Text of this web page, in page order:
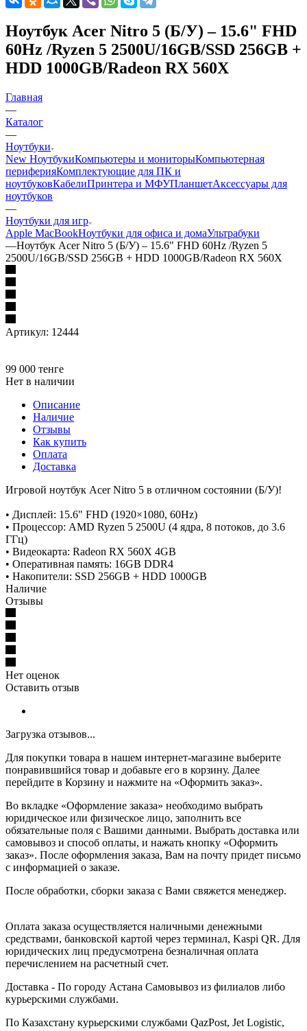
Ноутбук Acer Nitro 5 (Б/У) – 15.6" FHD
60Hz /Ryzen 5 2500U/16GB/SSD 256GB +
HDD 1000GB/Radeon RX 560X
Главная
—
Каталог
—
Ноутбуки
New НоутбукиКомпьютеры и мониторыКомпьютерная
периферияКомплектующие для ПК и
ноутбуковКабелиПринтера и МФУПланшетАксессуары для
ноутбуков
—
Ноутбуки для игр
Apple MacBookНоутбуки для офиса и домаУльтрабуки
—Ноутбук Acer Nitro 5 (Б/У) – 15.6" FHD 60Hz /Ryzen 5
2500U/16GB/SSD 256GB + HDD 1000GB/Radeon RX 560X
Артикул: 12444
99 000 тенге
Нет в наличии
Описание
Наличие
Отзывы
Как купить
Оплата
Доставка
Игровой ноутбук Acer Nitro 5 в отличном состоянии (Б/У)!
• Дисплей: 15.6" FHD (1920×1080, 60Hz)
• Процессор: AMD Ryzen 5 2500U (4 ядра, 8 потоков, до 3.6
ГГц)
• Видеокарта: Radeon RX 560X 4GB
• Оперативная память: 16GB DDR4
• Накопители: SSD 256GB + HDD 1000GB
Наличие
Отзывы
Нет оценок
Оставить отзыв
Загрузка отзывов...
Для покупки товара в нашем интернет-магазине выберите
понравившийся товар и добавьте его в корзину. Далее
перейдите в Корзину и нажмите на «Оформить заказ».
Во вкладке «Оформление заказа» необходимо выбрать
юридическое или физическое лицо, заполнить все
обязательные поля с Вашими данными. Выбрать доставка или
самовывоз и способ оплаты, и нажать кнопку «Оформить
заказ». После оформления заказа, Вам на почту придет письмо
с информацией о заказе.
После обработки, сборки заказа с Вами свяжется менеджер.
Оплата заказа осуществляется наличными денежными
средствами, банковской картой через терминал, Kaspi QR. Для
юридических лиц предусмотрена безналичная оплата
перечислением на расчетный счет.
Доставка - По городу Астана Самовывоз из филиалов либо
курьерскими службами.
По Казахстану курьерскими службами QazPost, Jet Logistic,